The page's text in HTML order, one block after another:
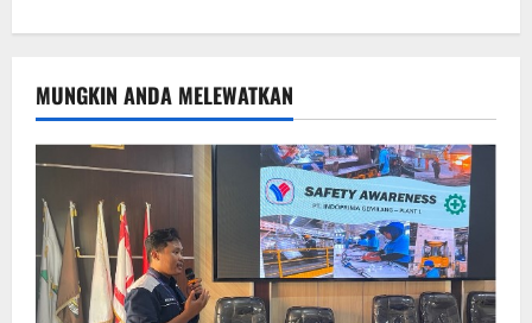
MUNGKIN ANDA MELEWATKAN